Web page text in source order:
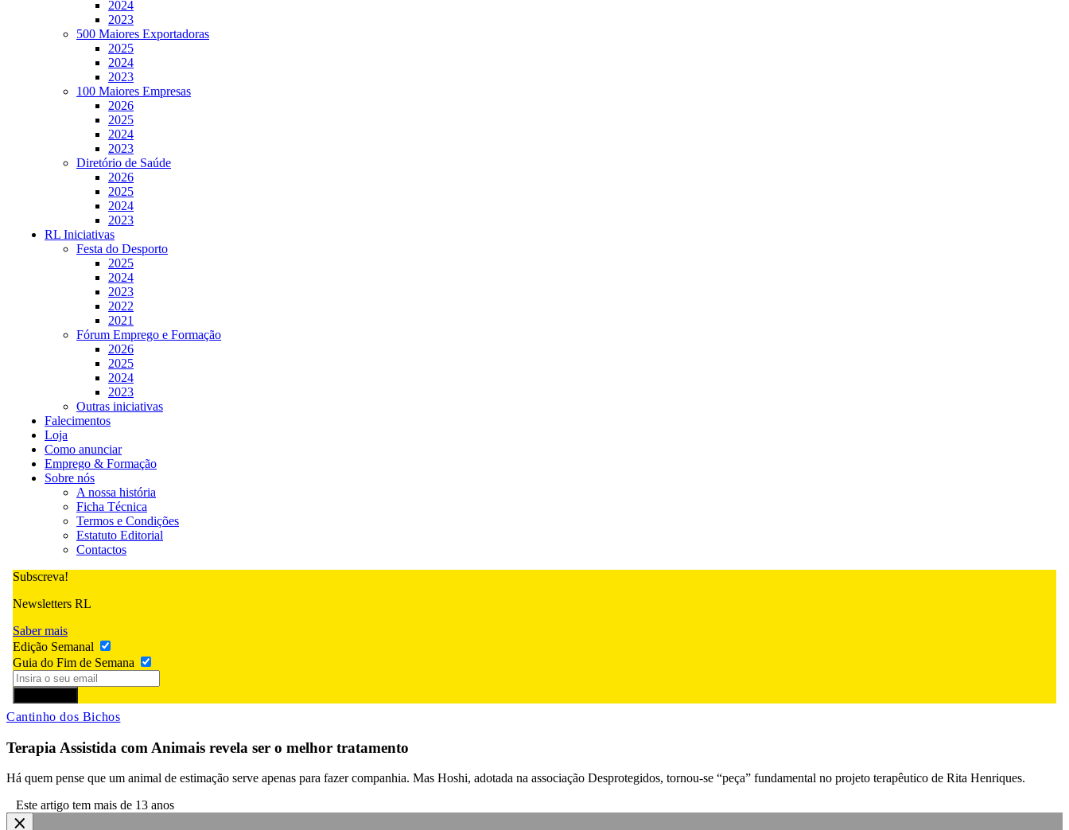
2024
2023
500 Maiores Exportadoras
2025
2024
2023
100 Maiores Empresas
2026
2025
2024
2023
Diretório de Saúde
2026
2025
2024
2023
RL Iniciativas
Festa do Desporto
2025
2024
2023
2022
2021
Fórum Emprego e Formação
2026
2025
2024
2023
Outras iniciativas
Falecimentos
Loja
Como anunciar
Emprego & Formação
Sobre nós
A nossa história
Ficha Técnica
Termos e Condições
Estatuto Editorial
Contactos
Subscreva!
Newsletters RL
Saber mais
Edição Semanal
Guia do Fim de Semana
Cantinho dos Bichos
Terapia Assistida com Animais revela ser o melhor tratamento
Há quem pense que um animal de estimação serve apenas para fazer companhia. Mas Hoshi, adotada na associação Desprotegidos, tornou-se “peça” fundamental no projeto terapêutico de Rita Henriques.
Este artigo tem mais de 13 anos